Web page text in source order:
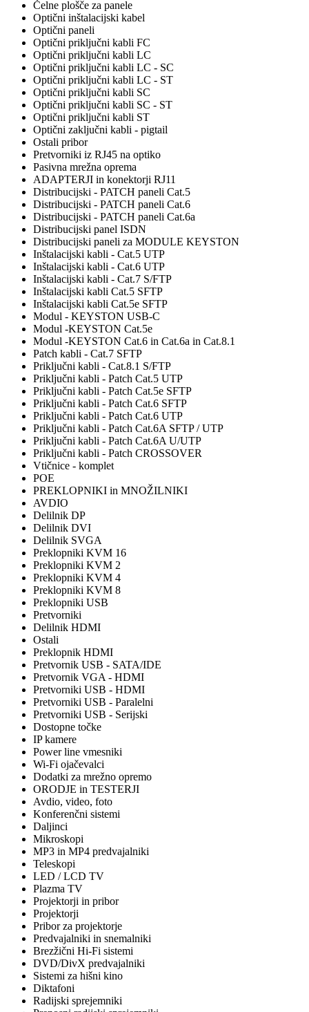
Čelne plošče za panele
Optični inštalacijski kabel
Optični paneli
Optični priključni kabli FC
Optični priključni kabli LC
Optični priključni kabli LC - SC
Optični priključni kabli LC - ST
Optični priključni kabli SC
Optični priključni kabli SC - ST
Optični priključni kabli ST
Optični zaključni kabli - pigtail
Ostali pribor
Pretvorniki iz RJ45 na optiko
Pasivna mrežna oprema
ADAPTERJI in konektorji RJ11
Distribucijski - PATCH paneli Cat.5
Distribucijski - PATCH paneli Cat.6
Distribucijski - PATCH paneli Cat.6a
Distribucijski panel ISDN
Distribucijski paneli za MODULE KEYSTON
Inštalacijski kabli - Cat.5 UTP
Inštalacijski kabli - Cat.6 UTP
Inštalacijski kabli - Cat.7 S/FTP
Inštalacijski kabli Cat.5 SFTP
Inštalacijski kabli Cat.5e SFTP
Modul - KEYSTON USB-C
Modul -KEYSTON Cat.5e
Modul -KEYSTON Cat.6 in Cat.6a in Cat.8.1
Patch kabli - Cat.7 SFTP
Priključni kabli - Cat.8.1 S/FTP
Priključni kabli - Patch Cat.5 UTP
Priključni kabli - Patch Cat.5e SFTP
Priključni kabli - Patch Cat.6 SFTP
Priključni kabli - Patch Cat.6 UTP
Priključni kabli - Patch Cat.6A SFTP / UTP
Priključni kabli - Patch Cat.6A U/UTP
Priključni kabli - Patch CROSSOVER
Vtičnice - komplet
POE
PREKLOPNIKI in MNOŽILNIKI
AVDIO
Delilnik DP
Delilnik DVI
Delilnik SVGA
Preklopniki KVM 16
Preklopniki KVM 2
Preklopniki KVM 4
Preklopniki KVM 8
Preklopniki USB
Pretvorniki
Delilnik HDMI
Ostali
Preklopnik HDMI
Pretvornik USB - SATA/IDE
Pretvornik VGA - HDMI
Pretvorniki USB - HDMI
Pretvorniki USB - Paralelni
Pretvorniki USB - Serijski
Dostopne točke
IP kamere
Power line vmesniki
Wi-Fi ojačevalci
Dodatki za mrežno opremo
ORODJE in TESTERJI
Avdio, video, foto
Konferenčni sistemi
Daljinci
Mikroskopi
MP3 in MP4 predvajalniki
Teleskopi
LED / LCD TV
Plazma TV
Projektorji in pribor
Projektorji
Pribor za projektorje
Predvajalniki in snemalniki
Brezžični Hi-Fi sistemi
DVD/DivX predvajalniki
Sistemi za hišni kino
Diktafoni
Radijski sprejemniki